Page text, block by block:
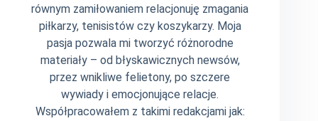
równym zamiłowaniem relacjonuję zmagania
piłkarzy, tenisistów czy koszykarzy. Moja
pasja pozwala mi tworzyć różnorodne
materiały – od błyskawicznych newsów,
przez wnikliwe felietony, po szczere
wywiady i emocjonujące relacje.
Współpracowałem z takimi redakcjami jak: